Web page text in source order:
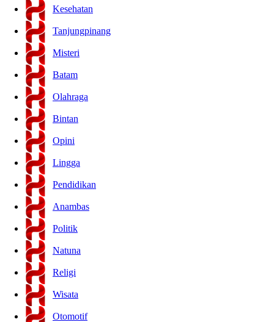
Kesehatan
Tanjungpinang
Misteri
Batam
Olahraga
Bintan
Opini
Lingga
Pendidikan
Anambas
Politik
Natuna
Religi
Wisata
Otomotif